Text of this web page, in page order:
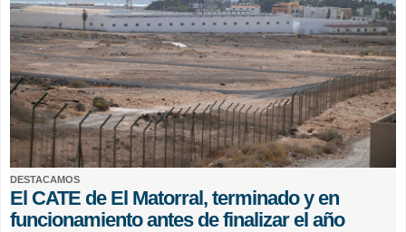
DESTACAMOS
El CATE de El Matorral, terminado y en
funcionamiento antes de finalizar el año